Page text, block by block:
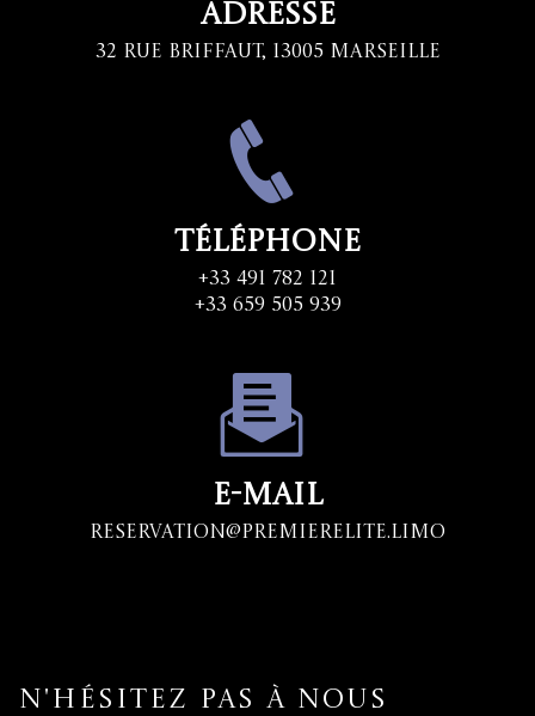
Adresse
32 Rue Briffaut, 13005 Marseille
Téléphone
+33 491 782 121
+33 659 505 939
E-mail
Reservation@premierelite.limo
N'hésitez pas à nous